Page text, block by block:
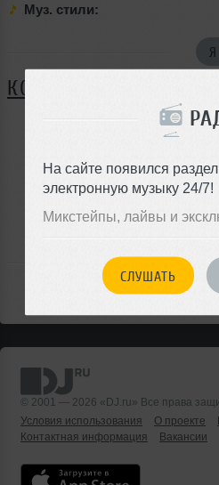
На сайте появился раздел
электронную музыку 24/7!
Микстейпы, лайвы и
СЛУШАТЬ
Муз. стили:
КОММЕНТАРИИ
чтобы
© 2001 — 2026 «DJ.ru» Все права
Условия использования
О проекте
Контактная информация
Вакансии